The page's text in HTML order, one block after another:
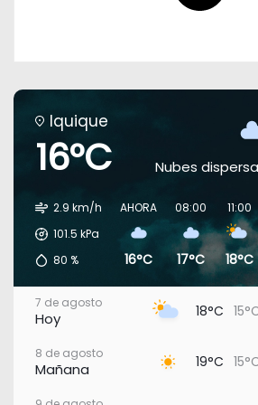
Iquique
16°C Nubes
2.9 km/h
101.5 kPa
80 %
AHORA
16°C
08:00
17°C
11:00
18°C
7 de agosto
Hoy 18°C
8 de agosto
Mañana 19°C